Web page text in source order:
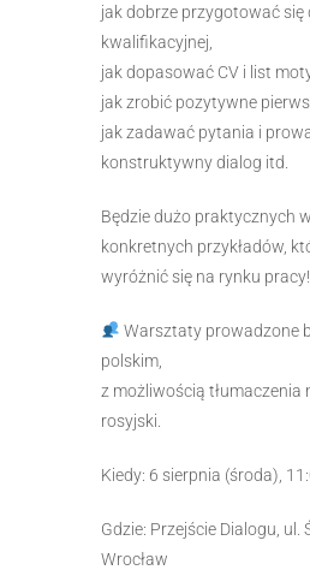
jak dobrze przygotować się
kwalifikacyjnej,
jak dopasować CV i list
jak zrobić pozytywne
jak zadawać pytania i
konstruktywny dialog itd.
Będzie dużo praktycznych
konkretnych przykładów,
wyróżnić się na rynku pracy!
Warsztaty prowadzone
polskim,
z możliwością tłumaczenia
rosyjski.
Kiedy: 6 sierpnia (środa),
Gdzie: Przejście Dialogu, ul.
Wrocław